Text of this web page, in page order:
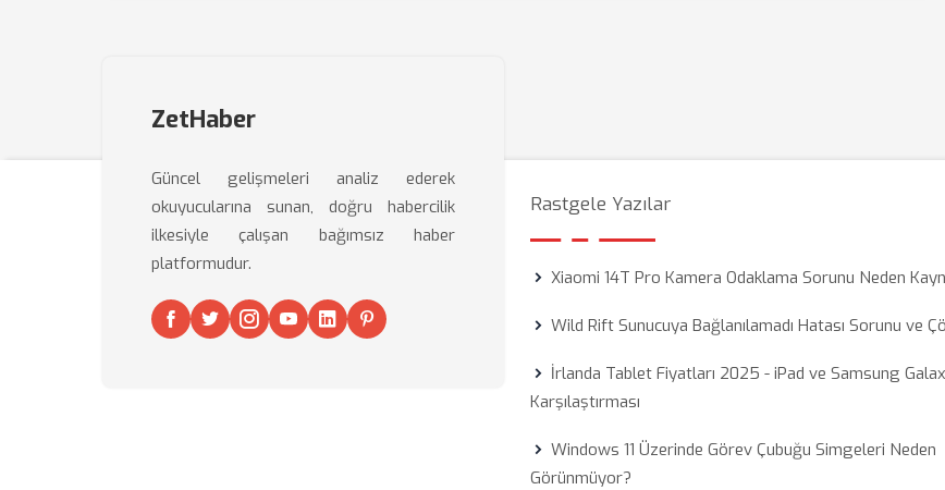
ZetHaber
Güncel gelişmeleri analiz ederek
okuyucularına sunan, doğru habercilik
ilkesiyle çalışan bağımsız haber
platformudur.
Rastgele Yazılar
Xiaomi 14T Pro Kamera Odaklama Sorunu Neden
Wild Rift Sunucuya Bağlanılamadı Hatası Sorunu ve
İrlanda Tablet Fiyatları 2025 - iPad ve Samsung
Karşılaştırması
Windows 11 Üzerinde Görev Çubuğu Simgeleri Neden
Görünmüyor?